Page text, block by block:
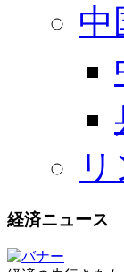
中
経済ニュース